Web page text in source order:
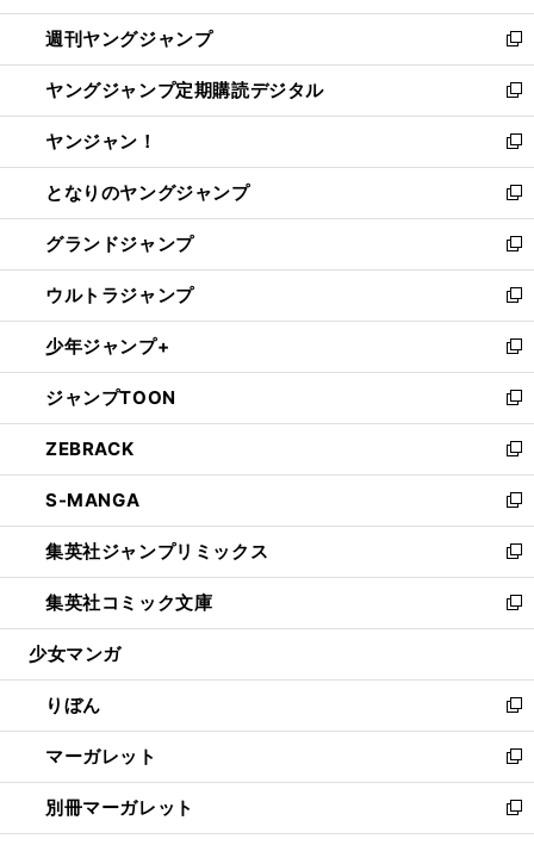
開
く
ウ
で
開
く
ン
ド
ウ
で
開
く
ウ
ィ
ン
ド
ウ
で
開
く
週刊ヤングジャンプ
新
し
い
ウ
ィ
ン
ド
ウ
で
開
く
ヤングジャンプ定期購読デジタル
新
し
い
ウ
ィ
ン
ド
ウ
で
開
く
ヤンジャン！
新
し
い
ウ
ィ
ン
ド
ウ
で
開
く
となりのヤングジャンプ
新
し
い
ウ
ィ
ン
ド
ウ
で
開
く
グランドジャンプ
新
し
い
ウ
ィ
ン
ド
ウ
で
開
く
ウルトラジャンプ
新
し
い
ウ
ィ
ン
ド
ウ
で
開
く
少年ジャンプ+
新
し
い
ウ
ィ
ン
ド
ウ
で
開
く
ジャンプTOON
新
し
い
ウ
ィ
ン
ド
ウ
で
開
ZEBRACK
新
し
い
ウ
ィ
ン
ド
ウ
開
く
S-MANGA
新
し
い
ウ
ィ
ン
ウ
で
開
く
集英社ジャンプリミックス
新
し
い
ウ
ン
ド
ウ
で
開
く
集英社コミック文庫
新
し
ウ
ィ
ン
ド
ウ
で
開
少女マンガ
りぼん
新
し
い
ウ
ィ
ン
マーガレット
新
し
い
ウ
別冊マーガレット
新
し